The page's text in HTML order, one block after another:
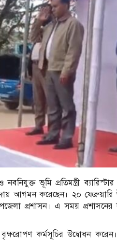
ভূমি প্রতিমন্ত্রী
আগমন করেছেন। ২০
প্রশাসন। এ সময় প্রশাসনের
কর্মসূচির উদ্বোধন